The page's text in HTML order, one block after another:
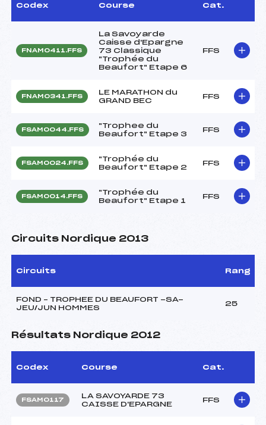
Codex Course Cat.
FNAM0411.FFS
La Savoyarde
Caisse d'Epargne
73 Classique
"Trophée du
Beaufort" Etape 6
FFS
FNAM0341.FFS
LE MARATHON du
GRAND BEC
FFS
FSAM0044.FFS
"Trophee du
Beaufort" Etape 3
FFS
FSAM0024.FFS
"Trophée du
Beaufort" Etape 2
FFS
FSAM0014.FFS
"Trophée du
Beaufort" Etape 1
FFS
Circuits Nordique 2013
Circuits Rang
FOND – TROPHEE DU BEAUFORT -SA-
JEU/JUN HOMMES
25
Résultats Nordique 2012
Codex Course Cat.
FSAM0117
LA SAVOYARDE 73
CAISSE D'EPARGNE
FFS